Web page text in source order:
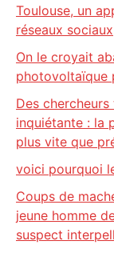
Toulouse, un
réseaux sociaux
On le croyait
photovoltaïque
Des
inquiétante : la
plus vite que
voici pourquoi
Coups de
jeune homme
suspect